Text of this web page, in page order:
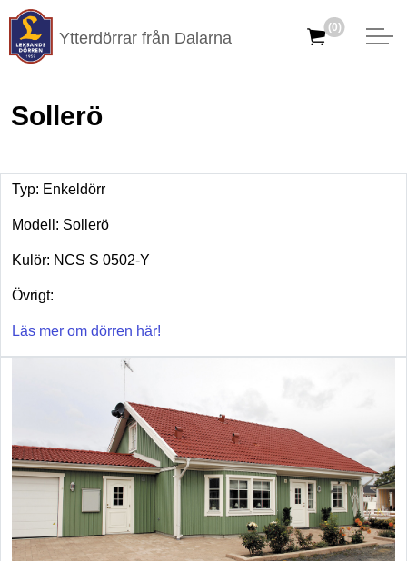
Ytterdörrar från Dalarna
(0)
Sollerö
Typ: Enkeldörr
Modell: Sollerö
Kulör: NCS S 0502-Y
Övrigt:
Läs mer om dörren här!